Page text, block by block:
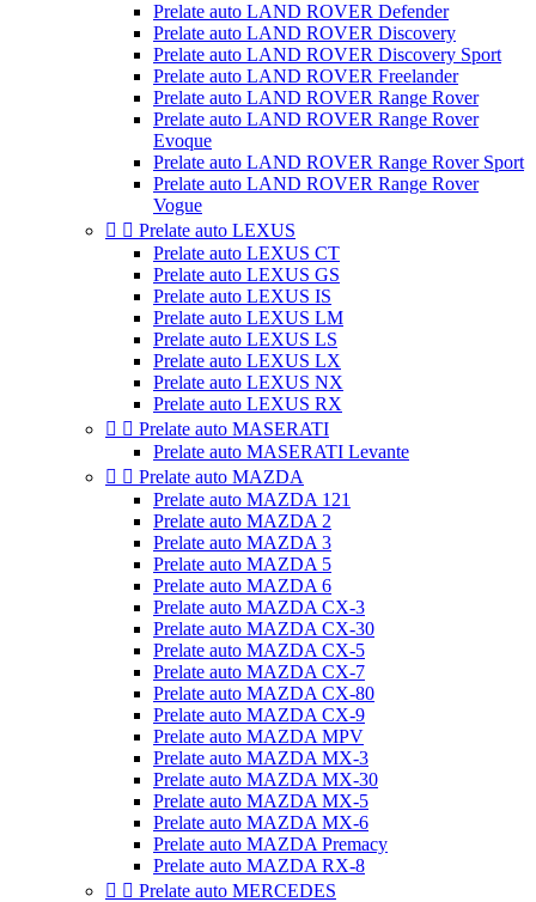
Prelate auto LAND ROVER Defender
Prelate auto LAND ROVER Discovery
Prelate auto LAND ROVER Discovery Sport
Prelate auto LAND ROVER Freelander
Prelate auto LAND ROVER Range Rover
Prelate auto LAND ROVER Range Rover
Evoque
Prelate auto LAND ROVER Range Rover Sport
Prelate auto LAND ROVER Range Rover
Vogue
  Prelate auto LEXUS
Prelate auto LEXUS CT
Prelate auto LEXUS GS
Prelate auto LEXUS IS
Prelate auto LEXUS LM
Prelate auto LEXUS LS
Prelate auto LEXUS LX
Prelate auto LEXUS NX
Prelate auto LEXUS RX
  Prelate auto MASERATI
Prelate auto MASERATI Levante
  Prelate auto MAZDA
Prelate auto MAZDA 121
Prelate auto MAZDA 2
Prelate auto MAZDA 3
Prelate auto MAZDA 5
Prelate auto MAZDA 6
Prelate auto MAZDA CX-3
Prelate auto MAZDA CX-30
Prelate auto MAZDA CX-5
Prelate auto MAZDA CX-7
Prelate auto MAZDA CX-80
Prelate auto MAZDA CX-9
Prelate auto MAZDA MPV
Prelate auto MAZDA MX-3
Prelate auto MAZDA MX-30
Prelate auto MAZDA MX-5
Prelate auto MAZDA MX-6
Prelate auto MAZDA Premacy
Prelate auto MAZDA RX-8
  Prelate auto MERCEDES